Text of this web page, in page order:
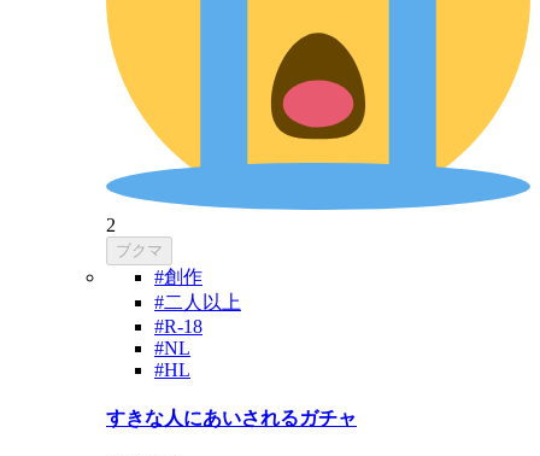
2
ブクマ
#創作
#二人以上
#R-18
#NL
#HL
すきな人にあいされるガチャ